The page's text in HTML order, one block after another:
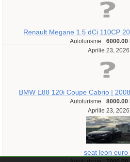
Renault Megane 1.5 dCi 110CP
Autoturisme
6000.00
Aprilie 23, 2026
BMW E88 120i Coupe Cabrio |
Autoturisme
8000.00
Aprilie 23, 2026
seat leon euro